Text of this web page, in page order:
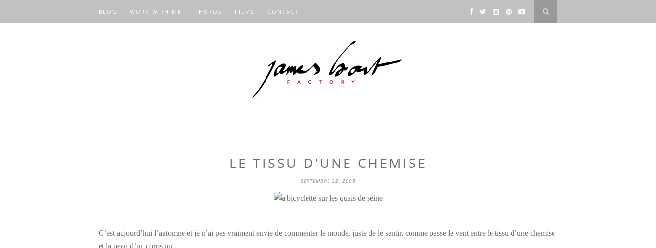
BLOG WORK WITH ME PHOTOS FILMS CONTACT
LE TISSU D’UNE CHEMISE
SEPTEMBRE 22, 2008
C’est aujourd’hui l’automne et je n’ai pas vraiment envie de commenter le monde, juste de le sentir, comme passe le vent entre le tissu d’une chemise
et la peau d’un corps nu.